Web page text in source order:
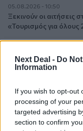
Next Deal - Do
Information
If you wish to opt-out
processing of your
targeted advertising
section to confirm
05.08.2026 - 10:50
Ξεκινούν οι αιτήσεις
«Τουρισμός για
WWF: Περισσότερα
δασικών εκτάσεων
05.08.2026 - 09:45
Η Ελλάδα που
05.08.2026 - 09:20